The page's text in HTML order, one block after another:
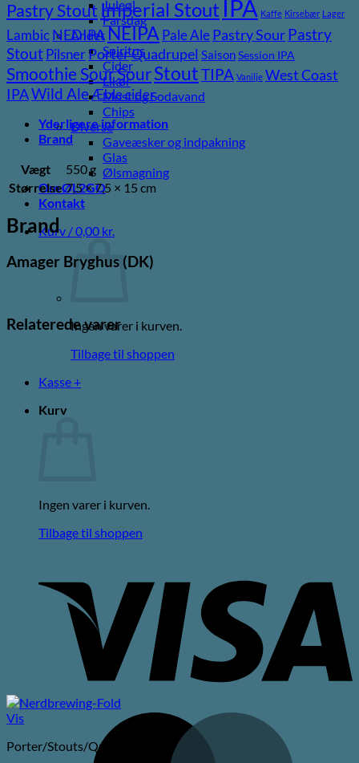
Juleøl
Farsdag
Andet
Spiritus
Cider
Likør
Most og Sodavand
Chips
Diverse
Gaveæsker og indpakning
Glas
Ølsmagning
Om ØL2GO
Kontakt
Kurv /0,00 kr.
Ingen varer i kurven.
Tilbage til shoppen
Kasse +
Kurv
Ingen varer i kurven.
Tilbage til shoppen
Pastry Stout Imperial Stout IPA Kaffe Kirsebær Lager
Lambic NEDIPANEIPA Pale Ale Pastry Sour Pastry
Stout Pilsner PorterQuadrupel SaisonSession IPA
Smoothie SourSourStoutTIPA Vanilje West Coast
IPAWild Ale Æble cider
Yderligere information
Brand
Vægt
550 g
Størrelse 7,5 × 7,5 × 15 cm
Brand
Amager Bryghus (DK)
Relaterede varer
Vis
Porter/Stouts/Quadrupel